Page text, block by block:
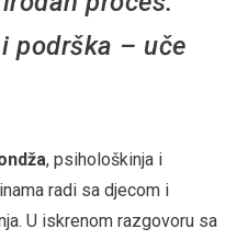
podrška – uče
, psihološkinja i
radi sa djecom i
U iskrenom razgovoru sa